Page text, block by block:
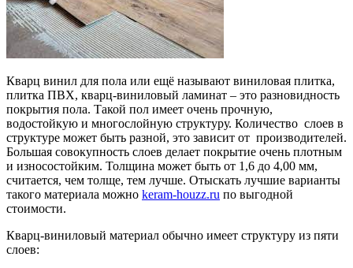
Кварц винил для пола или ещё называют виниловая плитка,
плитка ПВХ, кварц-виниловый ламинат – это разновидность
покрытия пола. Такой пол имеет очень прочную,
водостойкую и многослойную структуру. Количество слоев в
структуре может быть разной, это зависит от производителей.
Большая совокупность слоев делает покрытие очень плотным
и износостойким. Толщина может быть от 1,6 до 4,00 мм,
считается, чем толще, тем лучше. Отыскать лучшие варианты
такого материала можно keram-houzz.ru по выгодной
стоимости.
Кварц-виниловый материал обычно имеет структуру из пяти
слоев: